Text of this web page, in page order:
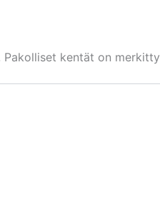
Pakolliset kentät on merkitty